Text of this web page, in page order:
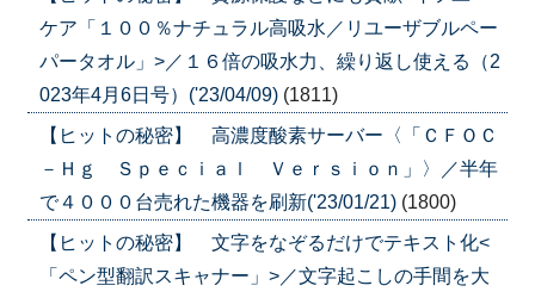
ケア「１００％ナチュラル高吸水／リユーザブルペー
パータオル」>／１６倍の吸水力、繰り返し使える（2
023年4月6日号）('23/04/09) (1811)
【ヒットの秘密】 高濃度酸素サーバー〈「ＣＦＯＣ
－Ｈｇ Ｓｐｅｃｉａｌ Ｖｅｒｓｉｏｎ」〉／半年
で４０００台売れた機器を刷新('23/01/21) (1800)
【ヒットの秘密】 文字をなぞるだけでテキスト化<
「ペン型翻訳スキャナー」>／文字起こしの手間を大